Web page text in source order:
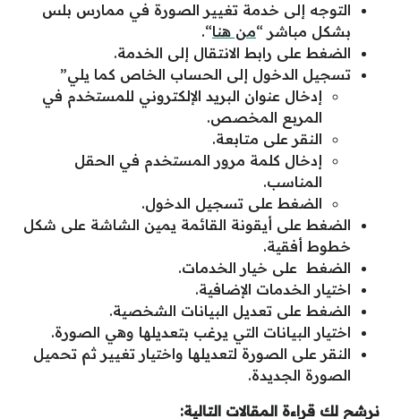
التوجه إلى خدمة تغيير الصورة في ممارس بلس
بشكل مباشر “من هنا“.
الضغط على رابط الانتقال إلى الخدمة.
تسجيل الدخول إلى الحساب الخاص كما يلي”
إدخال عنوان البريد الإلكتروني للمستخدم في
المربع المخصص.
النقر على متابعة.
إدخال كلمة مرور المستخدم في الحقل
المناسب.
الضغط على تسجيل الدخول.
الضغط على أيقونة القائمة يمين الشاشة على شكل
خطوط أفقية.
الضغط على خيار الخدمات.
اختيار الخدمات الإضافية.
الضغط على تعديل البيانات الشخصية.
اختيار البيانات التي يرغب بتعديلها وهي الصورة.
النقر على الصورة لتعديلها واختيار تغيير ثم تحميل
الصورة الجديدة.
نرشح لك قراءة المقالات التالية: